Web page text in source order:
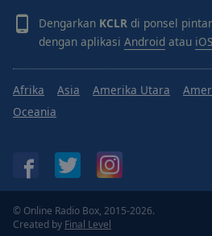
Dengarkan KCLR di ponsel
dengan aplikasi Android atau iOS
Afrika Asia Amerika Utara
Oceania
© Online Radio Box, 2015-2026.
Created by Final Level